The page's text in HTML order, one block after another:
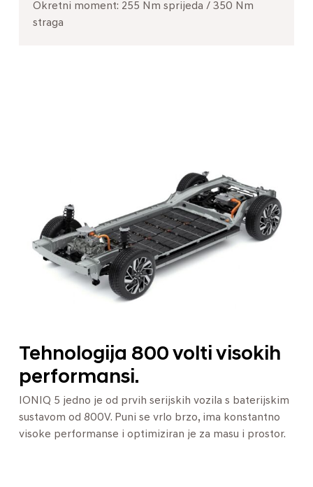
Okretni moment: 255 Nm sprijeda / 350 Nm
straga
Tehnologija 800 volti visokih
performansi.
IONIQ 5 jedno je od prvih serijskih vozila s baterijskim
sustavom od 800V. Puni se vrlo brzo, ima konstantno
visoke performanse i optimiziran je za masu i prostor.